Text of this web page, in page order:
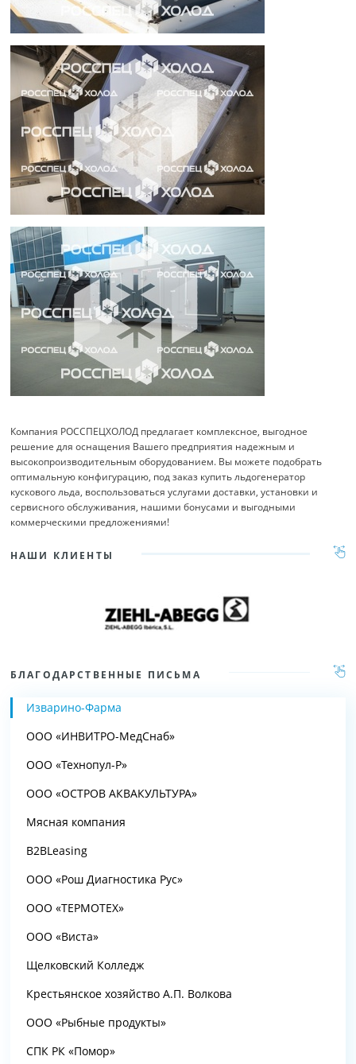
Компания РОССПЕЦХОЛОД предлагает комплексное, выгодное
решение для оснащения Вашего предприятия надежным и
высокопроизводительным оборудованием. Вы можете подобрать
оптимальную конфигурацию, под заказ купить льдогенератор
кускового льда, воспользоваться услугами доставки, установки и
сервисного обслуживания, нашими бонусами и выгодными
коммерческими предложениями!
НАШИ КЛИЕНТЫ
БЛАГОДАРСТВЕННЫЕ ПИСЬМА
Изварино-Фарма
ООО «ИНВИТРО-МедСнаб»
ООО «Технопул-Р»
ООО «ОСТРОВ АКВАКУЛЬТУРА»
Мясная компания
B2BLeasing
ООО «Рош Диагностика Рус»
ООО «ТЕРМОТЕХ»
ООО «Виста»
Щелковский Колледж
Крестьянское хозяйство А.П. Волкова
ООО «Рыбные продукты»
СПК РК «Помор»